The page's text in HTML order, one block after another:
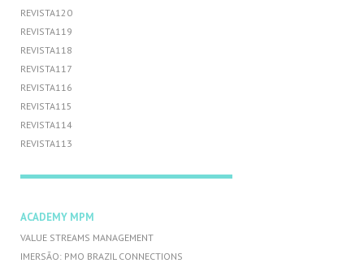
REVISTA120
REVISTA119
REVISTA118
REVISTA117
REVISTA116
REVISTA115
REVISTA114
REVISTA113
ACADEMY MPM
VALUE STREAMS MANAGEMENT
IMERSÃO: PMO BRAZIL CONNECTIONS